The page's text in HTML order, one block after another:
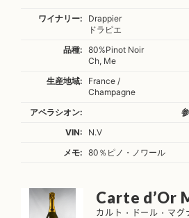
ワイナリー:
Drappier
ドラピエ
品種:
80%Pinot Noir
Ch, Me
生産地域:
France /
Champagne
アペラシオン:
VIN:
N.V
メモ:
80％ピノ・ノワール
Carte d’Or
カルト・ドール・マ